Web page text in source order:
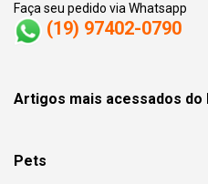
Faça seu pedido via Whatsapp
(19) 97402-0790
Artigos mais acessados do
Pets